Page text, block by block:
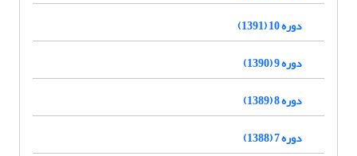
دوره 10 (1391)
دوره 9 (1390)
دوره 8 (1389)
دوره 7 (1388)